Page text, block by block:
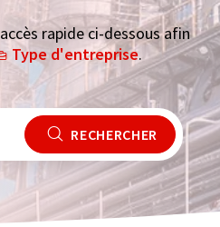
rapide ci-dessous afin
Type d'entreprise.
RECHERCHER